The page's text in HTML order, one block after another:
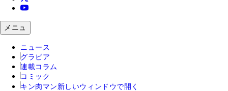
メニュ
ニュース
グラビア
連載コラム
コミック
キン肉マン 新しいウィンドウで開く